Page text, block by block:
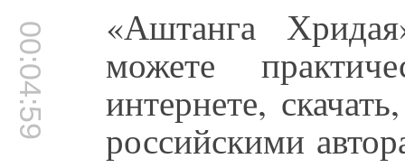
00:04:59 «Аштанга
можете
интернете,
российскими